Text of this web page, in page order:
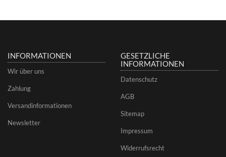
INFORMATIONEN
Wir über uns
Zahlung
Versandinformationen
Newsletter
GESETZLICHE
INFORMATIONEN
Datenschutz
AGB
Sitemap
Impressum
Widerrufsrecht